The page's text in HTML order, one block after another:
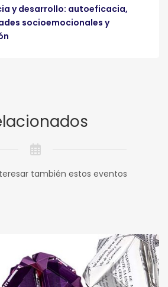
y desarrollo: autoeficacia,
socioemocionales y
también estos eventos